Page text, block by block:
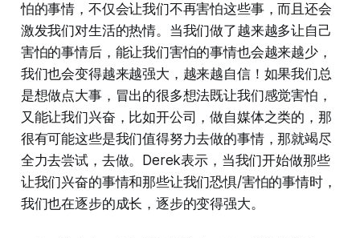
怕的事情，不仅会让我们不再害怕这些事，而且还会
激发我们对生活的热情。当我们做了越来越多让自己
害怕的事情后，能让我们害怕的事情也会越来越少，
我们也会变得越来越强大，越来越自信！如果我们总
是想做点大事，冒出的很多想法既让我们感觉害怕，
又能让我们兴奋，比如开公司，做自媒体之类的，那
很有可能这些是我们值得努力去做的事情，那就竭尽
全力去尝试，去做。Derek表示，当我们开始做那些
让我们兴奋的事情和那些让我们恐惧/害怕的事情时，
我们也在逐步的成长，逐步的变得强大。